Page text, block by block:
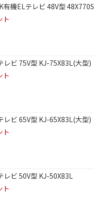
有機ELテレビ 48V型 48X770S
ト
レビ 75V型 KJ-75X83L(大型)
ト
レビ 65V型 KJ-65X83L(大型)
ト
レビ 50V型 KJ-50X83L
ト